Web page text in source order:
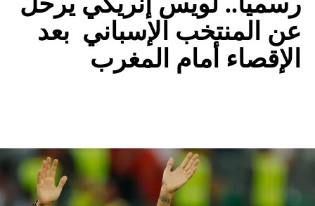
عن المنتخب الإسباني بعد
الإقصاء أمام المغرب